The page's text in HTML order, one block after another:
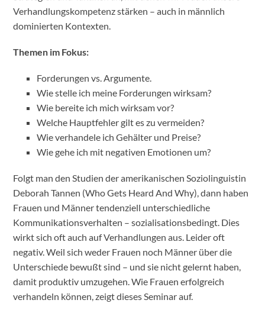
Verhandlungskompetenz stärken – auch in männlich
dominierten Kontexten.
Themen im Fokus:
Forderungen vs. Argumente.
Wie stelle ich meine Forderungen wirksam?
Wie bereite ich mich wirksam vor?
Welche Hauptfehler gilt es zu vermeiden?
Wie verhandele ich Gehälter und Preise?
Wie gehe ich mit negativen Emotionen um?
Folgt man den Studien der amerikanischen Soziolinguistin
Deborah Tannen (Who Gets Heard And Why), dann haben
Frauen und Männer tendenziell unterschiedliche
Kommunikationsverhalten – sozialisationsbedingt. Dies
wirkt sich oft auch auf Verhandlungen aus. Leider oft
negativ. Weil sich weder Frauen noch Männer über die
Unterschiede bewußt sind – und sie nicht gelernt haben,
damit produktiv umzugehen. Wie Frauen erfolgreich
verhandeln können, zeigt dieses Seminar auf.